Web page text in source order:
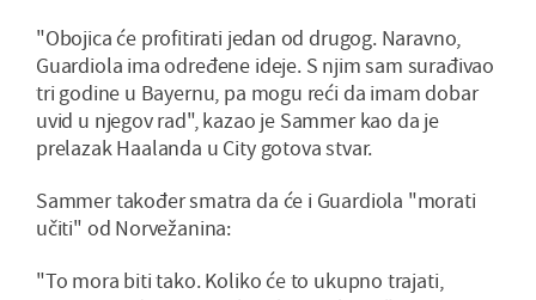
"Obojica će profitirati jedan od drugog. Naravno,
Guardiola ima određene ideje. S njim sam surađivao
tri godine u Bayernu, pa mogu reći da imam dobar
uvid u njegov rad", kazao je Sammer kao da je
prelazak Haalanda u City gotova stvar.
Sammer također smatra da će i Guardiola "morati
učiti" od Norvežanina:
"To mora biti tako. Koliko će to ukupno trajati,